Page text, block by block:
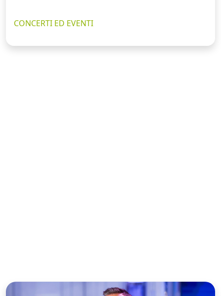
CONCERTI ED EVENTI